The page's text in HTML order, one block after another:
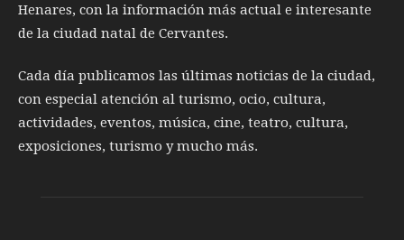
Henares, con la información más actual e interesante
de la ciudad natal de Cervantes.
Cada día publicamos las últimas noticias de la ciudad,
con especial atención al turismo, ocio, cultura,
actividades, eventos, música, cine, teatro, cultura,
exposiciones, turismo y mucho más.